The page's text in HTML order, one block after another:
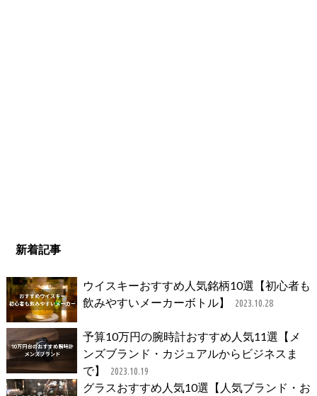
新着記事
ウイスキーおすすめ人気銘柄10選【初心者も
飲みやすいメーカーボトル】
2023.10.28
予算10万円の腕時計おすすめ人気11選【メ
ンズブランド・カジュアルからビジネスま
で】
2023.10.19
グラスおすすめ人気10選【人気ブランド・お